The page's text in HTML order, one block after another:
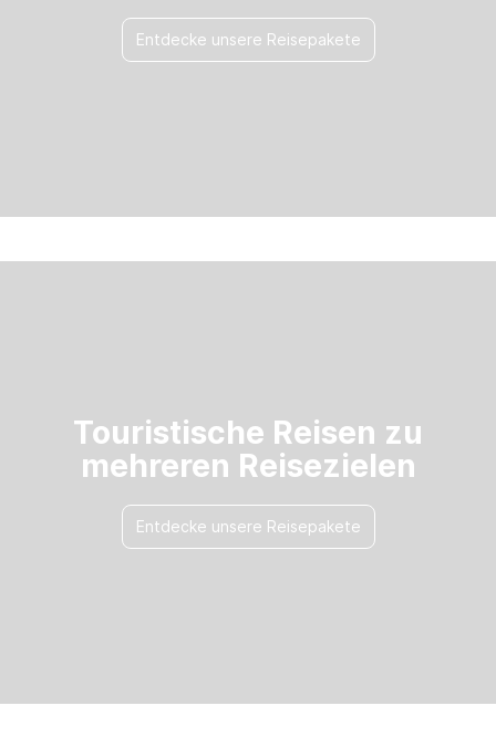
Entdecke unsere Reisepakete
Touristische Reisen zu
mehreren Reisezielen
Entdecke unsere Reisepakete